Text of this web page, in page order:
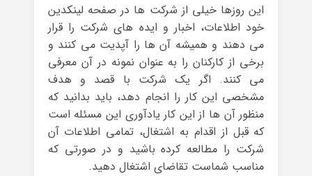
این روزها خیلی از شرکت ها در صفحه‌ لینکدین
خود اطلاعات، اخبار و ایده های شرکت را قرار
می دهند و همیشه آن ها را آپدیت می کنند و
برخی از کارکنان را به عنوان نمونه در آن معرفی
می کنند. اگر یک شرکت با قصد و هدف
مشخصی این کار را انجام دهد، باید بدانید که
منظور آن ها از این کار یادآوری این مسئله است
که قبل از اقدام به اشتغال، تمامی اطلاعات آن
شرکت را مطالعه کرده باشید و در صورتی که
مناسب شماست تقاضای اشتغال دهید.